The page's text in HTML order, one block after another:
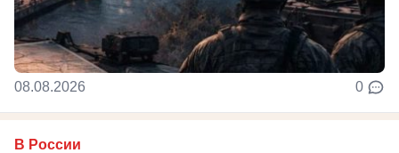
08.08.2026 0
В России